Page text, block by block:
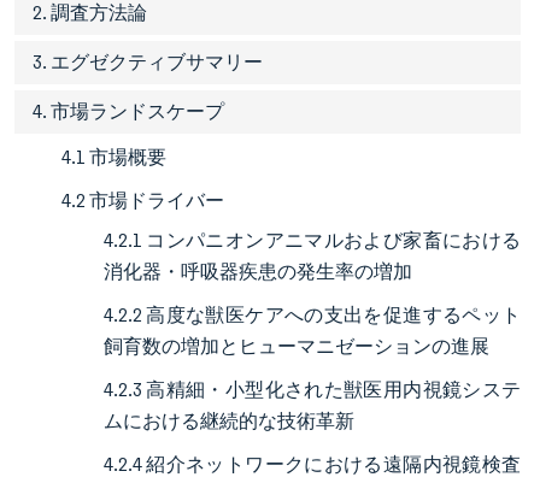
2. 調査方法論
3. エグゼクティブサマリー
4. 市場ランドスケープ
4.1 市場概要
4.2 市場ドライバー
4.2.1 コンパニオンアニマルおよび家畜における
消化器・呼吸器疾患の発生率の増加
4.2.2 高度な獣医ケアへの支出を促進するペット
飼育数の増加とヒューマニゼーションの進展
4.2.3 高精細・小型化された獣医用内視鏡システ
ムにおける継続的な技術革新
4.2.4 紹介ネットワークにおける遠隔内視鏡検査